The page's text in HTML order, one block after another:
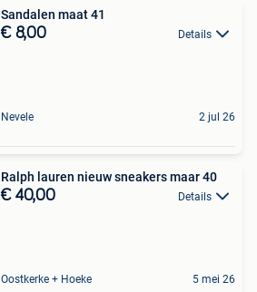
Sandalen maat 41
€ 8,00 Details
Nevele 2 jul 26
Ralph lauren nieuw sneakers maar 40
€ 40,00 Details
Oostkerke + Hoeke 5 mei 26